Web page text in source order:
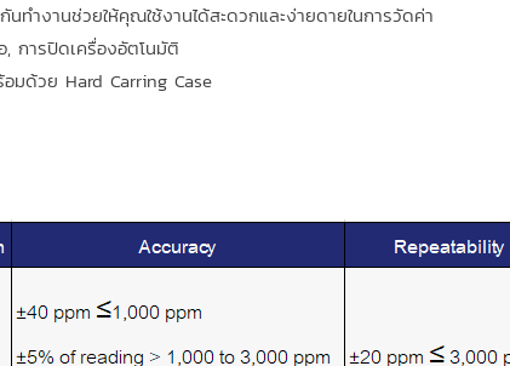
ำงานช่วยให้คุณใช้งานได้สะดวกและง่ายดายในการวัดค่า
การปิดเครื่องอัตโนมัติ
มด้วย Hard Carring Case